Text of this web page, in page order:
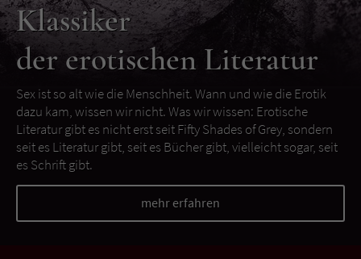
Klassiker
der erotischen Literatur
Sex ist so alt wie die Menschheit. Wann und wie die Erotik
dazu kam, wissen wir nicht. Was wir wissen: Erotische
Literatur gibt es nicht erst seit Fifty Shades of Grey, sondern
seit es Literatur gibt, seit es Bücher gibt, vielleicht sogar, seit
es Schrift gibt.
mehr erfahren